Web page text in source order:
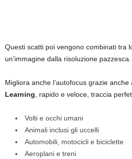
Questi scatti poi vengono combinati tra
un’immagine dalla risoluzione pazzesca.
Migliora anche l’autofocus grazie anche
Learning , rapido e veloce, traccia
Volti e occhi umani
Animali inclusi gli uccelli
Automobili, motocicli e biciclette
Aeroplani e treni